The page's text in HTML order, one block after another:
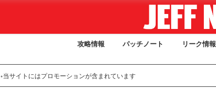
攻略情報 パッチノート リーク情報
◦当サイトにはプロモーションが含まれています